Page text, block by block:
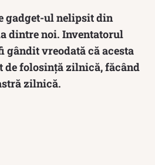
gadget-ul nelipsit din
dintre noi. Inventatorul
gândit vreodată că acesta
de folosință zilnică, făcând
zilnică.